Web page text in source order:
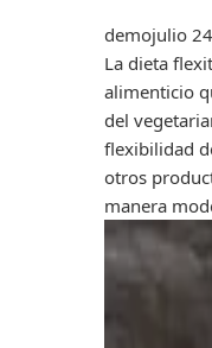
demojulio
La dieta
alimenticio
del
flexibilidad
otros
manera